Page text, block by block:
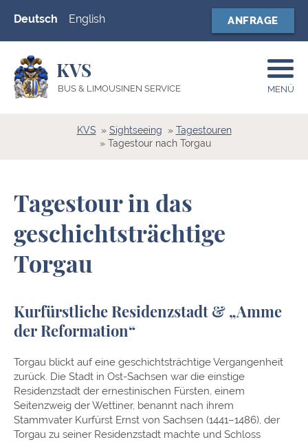
Deutsch English ANFRAGE
KVS
BUS & LIMOUSINEN SERVICE MENÜ
KVS Sightseeing
Tagestouren
Tagestour nach Torgau
Tagestour in das
geschichtsträchtige
Torgau
Kurfürstliche Residenzstadt & „Amme
der Reformation“
Torgau blickt auf eine geschichtsträchtige Vergangenheit
zurück. Die Stadt in Ost-Sachsen war die einstige
Residenzstadt der ernestinischen Fürsten, einem
Seitenzweig der Wettiner, benannt nach ihrem
Stammvater Kurfürst Ernst von Sachsen (1441–1486), der
Torgau zu seiner Residenzstadt machte und Schloss